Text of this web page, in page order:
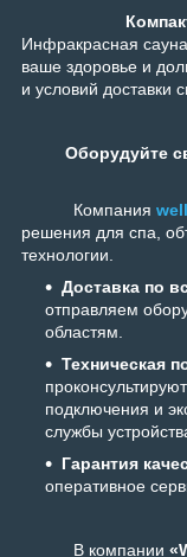
Инфракрасная
ваше здоровье и
и условий доставки
Оборудуйте
Компания w
решения для спа,
технологии.
Доставка по
отправляем
областям.
Техническая
подключения и
службы
Гарантия
оперативное
В компании